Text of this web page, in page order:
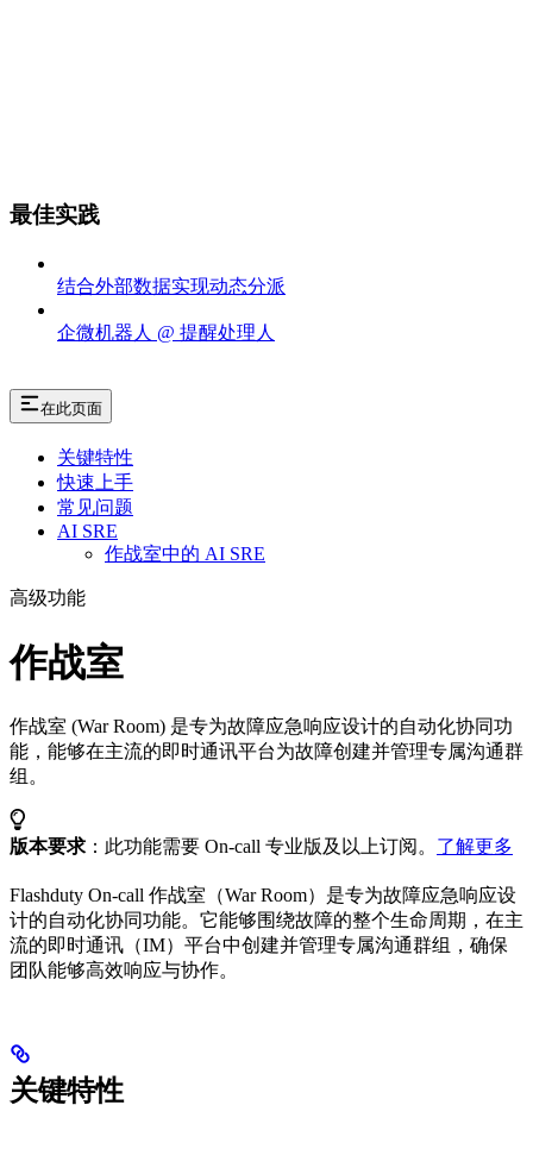
最佳实践
结合外部数据实现动态分派
企微机器人 @ 提醒处理人
在此页面
关键特性
快速上手
常见问题
AI SRE
作战室中的 AI SRE
高级功能
作战室
作战室 (War Room) 是专为故障应急响应设计的自动化协同功
能，能够在主流的即时通讯平台为故障创建并管理专属沟通群
组。
版本要求 ：此功能需要 On-call 专业版及以上订阅。 了解更多
Flashduty On-call 作战室（War Room）是专为故障应急响应设
计的自动化协同功能。它能够围绕故障的整个生命周期，在主
流的即时通讯（IM）平台中创建并管理专属沟通群组，确保
团队能够高效响应与协作。
关键特性